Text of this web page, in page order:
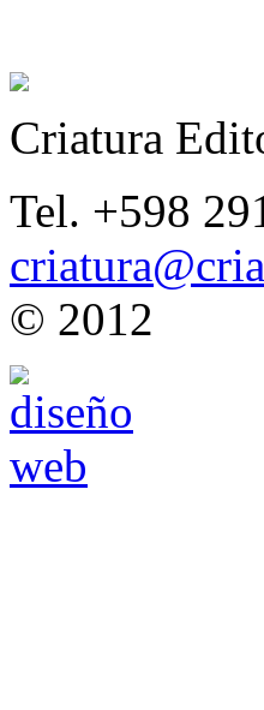
Criatura
Tel. +598
© 2012